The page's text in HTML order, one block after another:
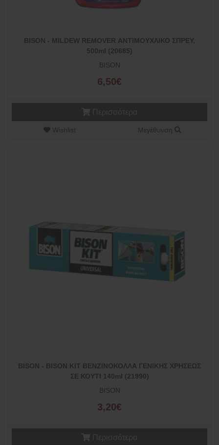
BISON - MILDEW REMOVER ΑΝΤΙΜΟΥΧΛΙΚΟ ΣΠΡΕΥ,
500ml (20685)
BISON
6,50€
Wishlist Μεγέθυνση
BISON - BISON KIT ΒΕΝΖΙΝΟΚΟΛΛΑ ΓΕΝΙΚΗΣ ΧΡΗΣΕΩΣ
ΣΕ ΚΟΥΤΙ 140ml (21990)
BISON
3,20€